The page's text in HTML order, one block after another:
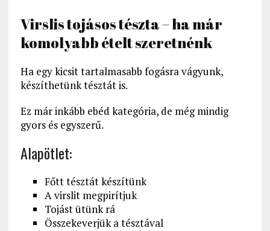
Virslis tojásos tészta – ha már
komolyabb ételt szeretnénk
Ha egy kicsit tartalmasabb fogásra vágyunk,
készíthetünk tésztát is.
Ez már inkább ebéd kategória, de még mindig
gyors és egyszerű.
Alapötlet:
Főtt tésztát készítünk
A virslit megpirítjuk
Tojást ütünk rá
Összekeverjük a tésztával